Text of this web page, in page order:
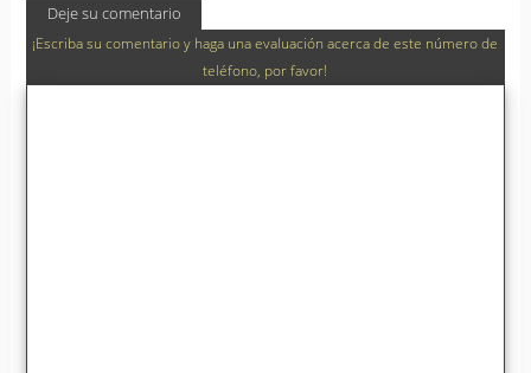
Deje su comentario
¡Escriba su comentario y haga una evaluación acerca de este número de
teléfono, por favor!